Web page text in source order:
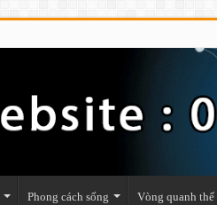
Phong cách sống Vòng quanh